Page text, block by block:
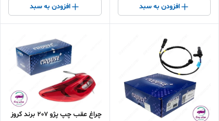
افزودن به سبد افزودن به سبد
چراغ عقب چپ پژو 207 برند کروز